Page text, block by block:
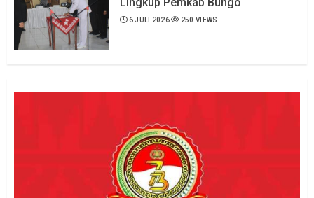
6 JULI 2026 250 VIEWS